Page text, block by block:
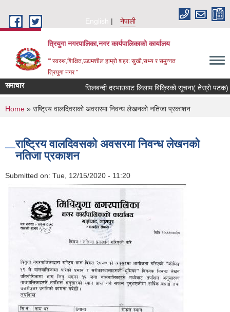
English
नेपाली
त्रियुगा नगरपालिका,नगर कार्यपालिकाको कार्यालय
'" स्वस्थ,शिक्षित,उद्यमशील हाम्रो शहर: सुखी,सभ्य र समुन्नत
त्रियुगा नगर "
समाचार सिलबन्दी दरभाउबाट लिलाम बिक्रिको सूचना( तेस्रो पटक) ।
You are here
Home » राष्ट्रिय वालदिवसको अवसरमा निवन्ध लेखनको नतिजा प्रकाशन
राष्ट्रिय वालदिवसको अवसरमा निवन्ध लेखनको
नतिजा प्रकाशन
Submitted on: Tue, 12/15/2020 - 11:20